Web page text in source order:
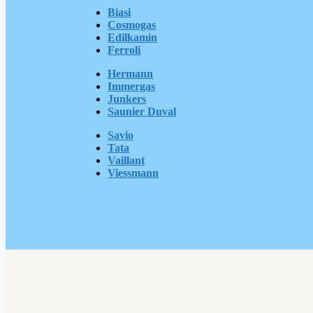
Biasi
Cosmogas
Edilkamin
Ferroli
Hermann
Immergas
Junkers
Saunier Duval
Savio
Tata
Vaillant
Viessmann